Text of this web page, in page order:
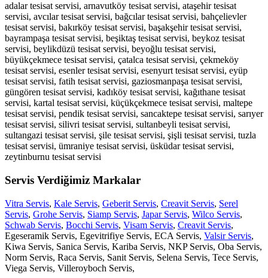
adalar tesisat servisi, arnavutköy tesisat servisi, ataşehir tesisat
servisi, avcılar tesisat servisi, bağcılar tesisat servisi, bahçelievler
tesisat servisi, bakırköy tesisat servisi, başakşehir tesisat servisi,
bayrampaşa tesisat servisi, beşiktaş tesisat servisi, beykoz tesisat
servisi, beylikdüzü tesisat servisi, beyoğlu tesisat servisi,
büyükçekmece tesisat servisi, çatalca tesisat servisi, çekmeköy
tesisat servisi, esenler tesisat servisi, esenyurt tesisat servisi, eyüp
tesisat servisi, fatih tesisat servisi, gaziosmanpaşa tesisat servisi,
güngören tesisat servisi, kadıköy tesisat servisi, kağıthane tesisat
servisi, kartal tesisat servisi, küçükçekmece tesisat servisi, maltepe
tesisat servisi, pendik tesisat servisi, sancaktepe tesisat servisi, sarıyer
tesisat servisi, silivri tesisat servisi, sultanbeyli tesisat servisi,
sultangazi tesisat servisi, şile tesisat servisi, şişli tesisat servisi, tuzla
tesisat servisi, ümraniye tesisat servisi, üsküdar tesisat servisi,
zeytinburnu tesisat servisi
Servis Verdiğimiz Markalar
Vitra Servis, Kale Servis, Geberit Servis, Creavit Servis, Serel
Servis, Grohe Servis, Siamp Servis, Japar Servis, Wilco Servis,
Schwab Servis, Bocchi Servis, Visam Servis, Creavit Servis,
Egeseramik Servis, Egevitrifiye Servis, ECA Servis, Valsir Servis,
Kiwa Servis, Sanica Servis, Kariba Servis, NKP Servis, Oba Servis,
Norm Servis, Raca Servis, Sanit Servis, Selena Servis, Tece Servis,
Viega Servis, Villeroyboch Servis,